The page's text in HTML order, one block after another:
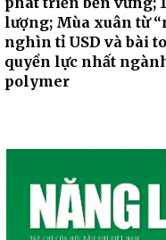
lượng; Mùa xuân từ
nghìn tỉ USD và bài
quyền lực nhất
polymer